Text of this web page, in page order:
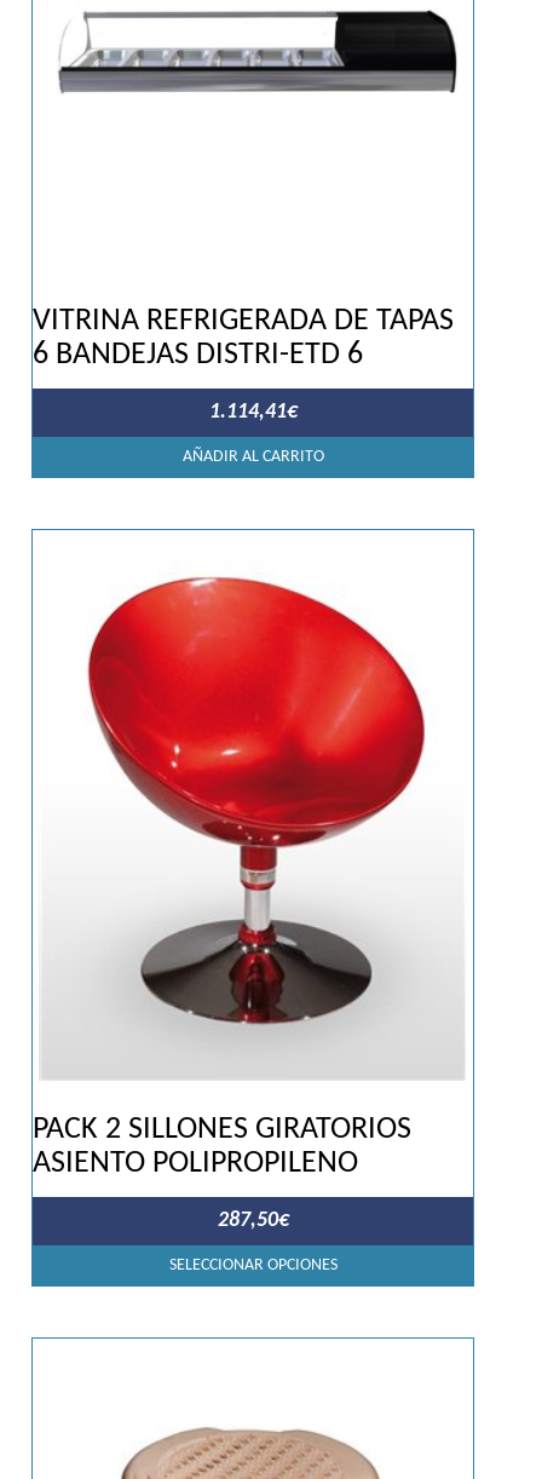
VITRINA REFRIGERADA DE TAPAS
6 BANDEJAS DISTRI-ETD 6
1.114,41€
AÑADIR AL CARRITO
PACK 2 SILLONES GIRATORIOS
ASIENTO POLIPROPILENO
287,50€
SELECCIONAR OPCIONES
tiene